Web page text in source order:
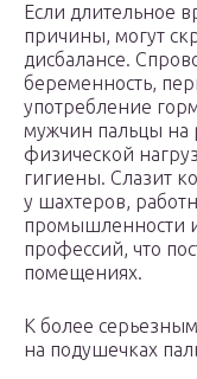
Если длительное
причины, могут
дисбалансе.
беременность,
употребление
мужчин пальцы на
физической
гигиены. Слазит
у шахтеров,
промышленности
профессий, что
помещениях.
К более
на подушечках